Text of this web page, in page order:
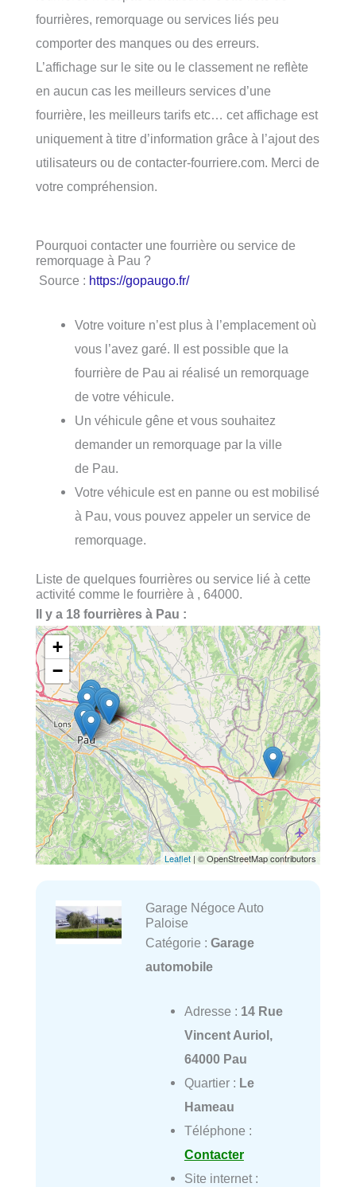
fourrières, remorquage ou services liés peu
comporter des manques ou des erreurs.
L’affichage sur le site ou le classement ne reflète
en aucun cas les meilleurs services d’une
fourrière, les meilleurs tarifs etc… cet affichage est
uniquement à titre d’information grâce à l’ajout des
utilisateurs ou de contacter-fourriere.com. Merci de
votre compréhension.
Pourquoi contacter une fourrière ou service de
remorquage à Pau ?
Source : https://gopaugo.fr/
Votre voiture n’est plus à l’emplacement où
vous l’avez garé. Il est possible que la
fourrière de Pau ai réalisé un remorquage
de votre véhicule.
Un véhicule gêne et vous souhaitez
demander un remorquage par la ville
de Pau.
Votre véhicule est en panne ou est mobilisé
à Pau, vous pouvez appeler un service de
remorquage.
Liste de quelques fourrières ou service lié à cette
activité comme le fourrière à , 64000.
Il y a 18 fourrières à Pau :
+
−
Leaflet | © OpenStreetMap contributors
Garage Négoce Auto
Paloise
Catégorie : Garage
automobile
Adresse : 14 Rue
Vincent Auriol,
64000 Pau
Quartier : Le
Hameau
Téléphone :
Contacter
Site internet :